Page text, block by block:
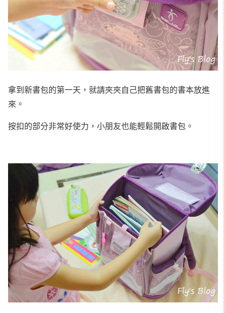
拿到新書包的第一天，就請夾夾自己把舊書包的書本放進
來。
按扣的部分非常好使力，小朋友也能輕鬆開啟書包。